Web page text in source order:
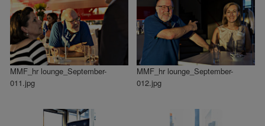
MMF_hr lounge_September-
011.jpg
MMF_hr lounge_September-
012.jpg